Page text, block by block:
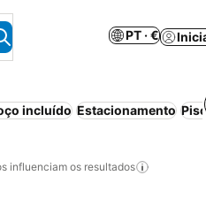
PT · €
incluído Estacionamento
influenciam os resultados